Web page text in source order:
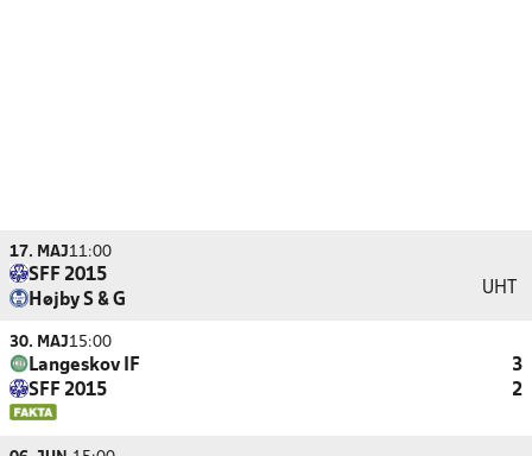
17. MAJ11:00
SFF 2015
Højby S & G
UHT
30. MAJ15:00
Langeskov IF
3
SFF 2015
2